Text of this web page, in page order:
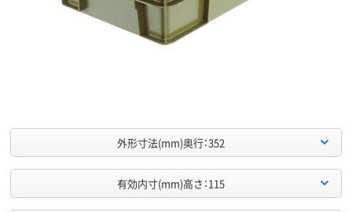
外形寸法(mm)奥行：352
有効内寸(mm)高さ：115